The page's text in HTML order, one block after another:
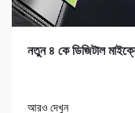
নতুন ৪ কে ডিজিটাল
আরও দেখুন